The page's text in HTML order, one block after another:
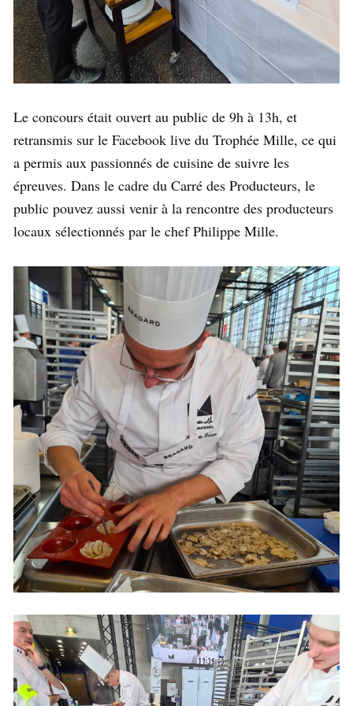
Le concours était ouvert au public de 9h à 13h, et
retransmis sur le Facebook live du Trophée Mille, ce qui
a permis aux passionnés de cuisine de suivre les
épreuves. Dans le cadre du Carré des Producteurs, le
public pouvez aussi venir à la rencontre des producteurs
locaux sélectionnés par le chef Philippe Mille.